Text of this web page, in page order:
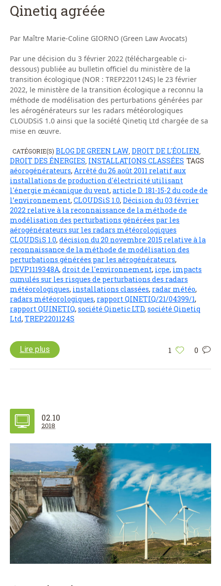
Qinetiq agréée
Par Maître Marie-Coline GIORNO (Green Law Avocats)
Par une décision du 3 février 2022 (téléchargeable ci-
dessous) publiée au bulletin officiel du ministère de la
transition écologique (NOR : TREP2201124S) le 23 février
2022, le ministère de la transition écologique a reconnu la
méthode de modélisation des perturbations générées par
les aérogénérateurs sur les radars météorologiques
CLOUDSiS 1.0 ainsi que la société Qinetiq Ltd chargée de sa
mise en œuvre.
CATÉGORIE(S) BLOG DE GREEN LAW DROIT DE L'ÉOLIEN
DROIT DES ÉNERGIES INSTALLATIONS CLASSÉES TAGS
aéorogénérateurs, Arrêté du 26 août 2011 relatif aux
installations de production d'électricité utilisant
l'énergie mécanique du vent, article D. 181-15-2 du code de
l’environnement, CLOUDSiS 1.0, Décision du 03 février
2022 relative à la reconnaissance de la méthode de
modélisation des perturbations générées par les
aérogénérateurs sur les radars météorologiques
CLOUDSiS 1.0, décision du 20 novembre 2015 relative à la
reconnaissance de la méthode de modélisation des
perturbations générées par les aérogénérateurs,
DEVP1119348A, droit de l'environnement, icpe, impacts
cumulés sur les risques de perturbations des radars
météorologiques, installations classées, radar météo,
radars météorologiques, rapport QINETIQ/21/04399/1,
rapport QUINETIQ, société Qinetic LTD, société Qinetiq
Ltd, TREP2201124S
1 0
Lire plus
02.10
2018